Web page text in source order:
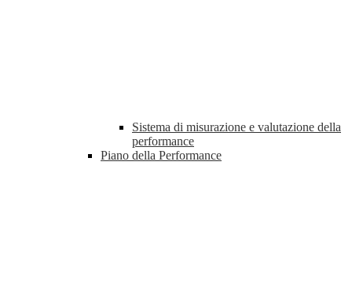
Sistema di misurazione e valutazione della
performance
Piano della Performance